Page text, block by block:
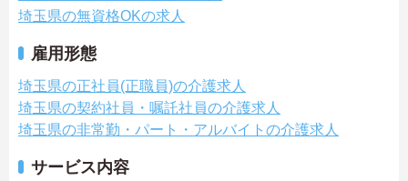
埼玉県の無資格OKの求人
雇用形態
埼玉県の正社員(正職員)の介護求人
埼玉県の契約社員・嘱託社員の介護求人
埼玉県の非常勤・パート・アルバイトの介護求人
サービス内容